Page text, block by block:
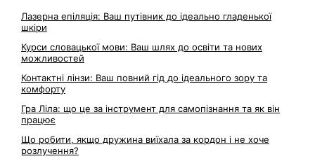
Лазерна епіляція: Ваш путівник до ідеально гладенької
шкіри
Курси словацької мови: Ваш шлях до освіти та нових
можливостей
Контактні лінзи: Ваш повний гід до ідеального зору та
комфорту
Гра Ліла: що це за інструмент для самопізнання та як він
працює
Що робити, якщо дружина виїхала за кордон і не хоче
розлучення?